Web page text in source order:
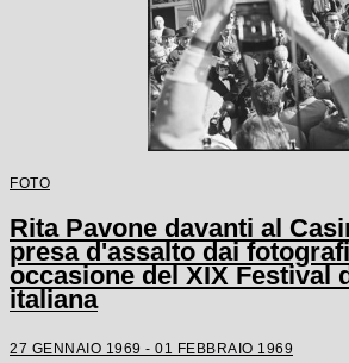
FOTO
Rita Pavone davanti al
presa d'assalto dai
occasione del XIX Festival
italiana
27 GENNAIO 1969 - 01 FEBBRAIO 1969